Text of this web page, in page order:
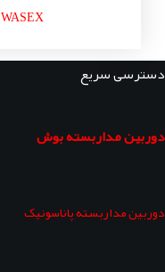
WASEX
دسترسی سریع
دوربین مداربسته بوش
دوربین مداربسته پاناسونیک